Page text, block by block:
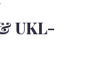
UKL-